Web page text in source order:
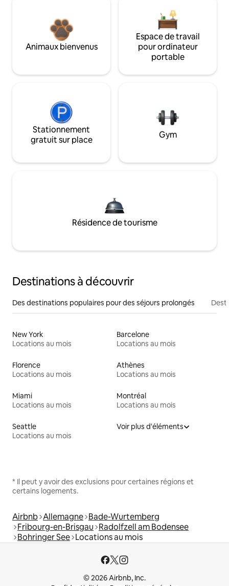
Animaux bienvenus
Espace de travail
pour ordinateur
portable
Stationnement
gratuit sur place
Gym
Résidence de tourisme
Destinations à découvrir
Des destinations populaires pour des séjours prolongés
New York
Locations au mois
Barcelone
Locations au mois
Florence
Locations au mois
Athènes
Locations au mois
Miami
Locations au mois
Montréal
Locations au mois
Seattle
Locations au mois
Voir plus d'éléments
* Il peut y avoir des exclusions pour certaines régions et
certains logements.
Airbnb Allemagne Bade-Wurtemberg
Fribourg-en-Brisgau Radolfzell am Bodensee
Bohringer See Locations au mois
© 2026 Airbnb, Inc.